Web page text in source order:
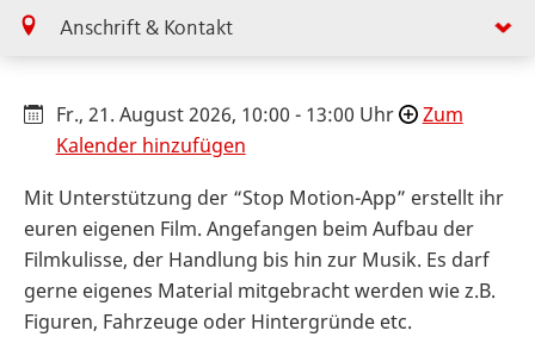
Anschrift & Kontakt
Fr., 21. August 2026, 10:00 - 13:00 Uhr
Zum
Kalender hinzufügen
Mit Unterstützung der “Stop Motion-App” erstellt ihr
euren eigenen Film. Angefangen beim Aufbau der
Filmkulisse, der Handlung bis hin zur Musik. Es darf
gerne eigenes Material mitgebracht werden wie z.B.
Figuren, Fahrzeuge oder Hintergründe etc.